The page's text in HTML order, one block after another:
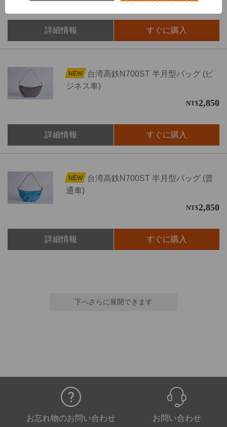
詳細情報 すぐに購入
NEW
台湾高鉄N700ST 半月型バッグ (ビ
ジネス車)
NT$2,850
詳細情報 すぐに購入
NEW
台湾高鉄N700ST 半月型バッグ (普
通車)
NT$2,850
詳細情報 すぐに購入
下へさらに展開できます
お忘れ物のお問い合わせ お問い合わせ